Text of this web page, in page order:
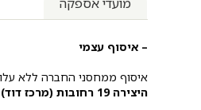
– איסוף עצמי
איסוף ממחסני החברה ללא
היצירה 19 רחובות (מרכז דוד)